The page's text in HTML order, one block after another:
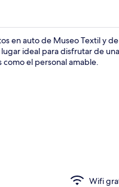
en auto de Museo Textil y
ideal para disfrutar de
como el personal amable.
Wifi